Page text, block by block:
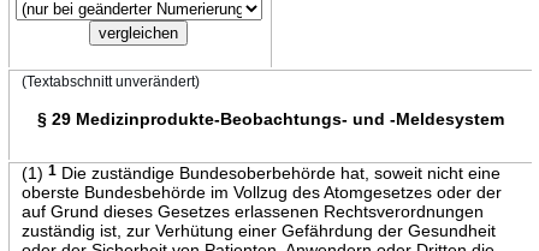
(Textabschnitt unverändert)
§ 29 Medizinprodukte-Beobachtungs- und -Meldesystem
(1) 1Die zuständige Bundesoberbehörde hat, soweit nicht eine
oberste Bundesbehörde im Vollzug des Atomgesetzes oder der
auf Grund dieses Gesetzes erlassenen Rechtsverordnungen
zuständig ist, zur Verhütung einer Gefährdung der Gesundheit